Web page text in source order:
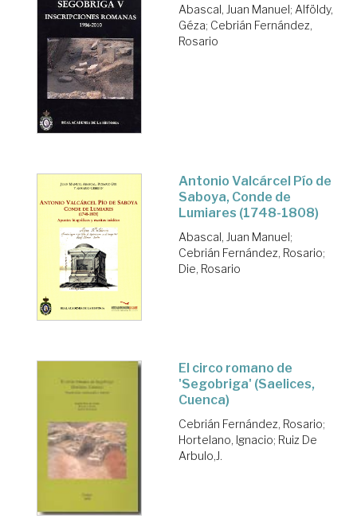
Abascal, Juan Manuel; Alföldy,
Géza; Cebrián Fernández,
Rosario
Antonio Valcárcel Pío de
Saboya, Conde de
Lumiares (1748-1808)
Abascal, Juan Manuel;
Cebrián Fernández, Rosario;
Die, Rosario
El circo romano de
'Segobriga' (Saelices,
Cuenca)
Cebrián Fernández, Rosario;
Hortelano, Ignacio; Ruiz De
Arbulo,J.